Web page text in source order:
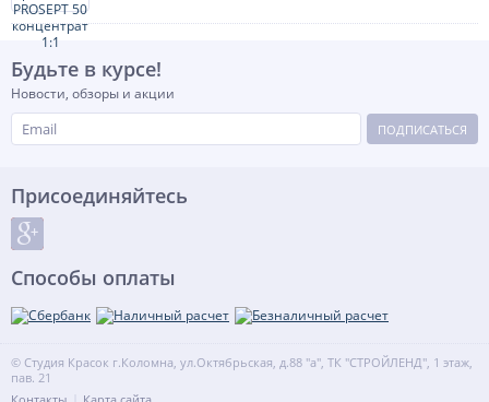
Будьте в курсе!
Новости, обзоры и акции
ПОДПИСАТЬСЯ
Присоединяйтесь
Способы оплаты
© Студия Красок г.Коломна, ул.Октябрьская, д.88 "а", ТК "СТРОЙЛЕНД", 1 этаж,
пав. 21